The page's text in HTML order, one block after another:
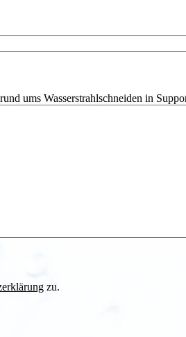
ums Wasserstrahlschneiden in
zu.